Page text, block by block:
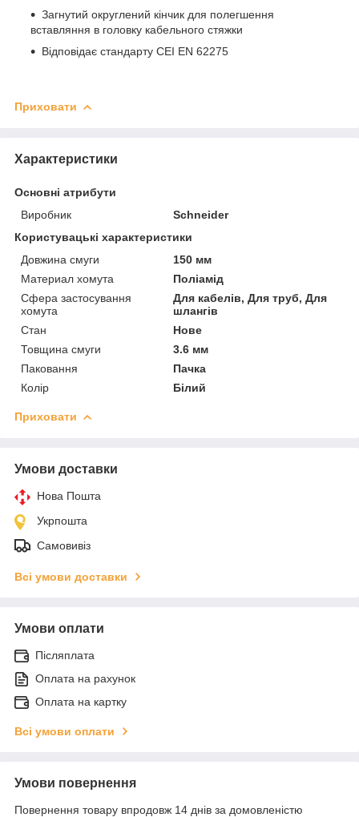
Загнутий округлений кінчик для полегшення
вставляння в головку кабельного стяжки
Відповідає стандарту CEI EN 62275
Приховати
Характеристики
Основні атрибути
Виробник
Schneider
Користувацькі характеристики
Довжина смуги
150 мм
Материал хомута
Поліамід
Сфера застосування
хомута
Для кабелів, Для труб, Для
шлангів
Стан
Нове
Товщина смуги
3.6 мм
Паковання
Пачка
Колір
Білий
Приховати
Умови доставки
Нова Пошта
Укрпошта
Самовивіз
Всі умови доставки
Умови оплати
Післяплата
Оплата на рахунок
Оплата на картку
Всі умови оплати
Умови повернення
Повернення товару впродовж 14 днів за домовленістю